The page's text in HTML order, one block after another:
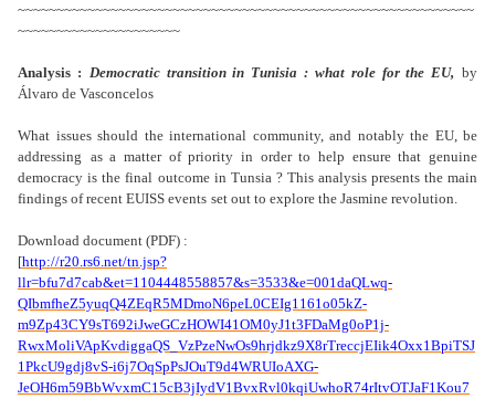
~~~~~~~~~~~~~~~~~~~~~~~~~~~~~~~~~~~~~~~~~~~~~~~~~~~~~~~~~~~
~~~~~~~~~~~~~~~~~~~~~
Analysis : Democratic transition in Tunisia : what role for the EU, by
Álvaro de Vasconcelos
What issues should the international community, and notably the EU, be
addressing as a matter of priority in order to help ensure that genuine
democracy is the final outcome in Tunsia ? This analysis presents the main
findings of recent EUISS events set out to explore the Jasmine revolution.
Download document (PDF) :
[http://r20.rs6.net/tn.jsp?
llr=bfu7d7cab&et=1104448558857&s=3533&e=001daQLwq-
QIbmfheZ5yuqQ4ZEqR5MDmoN6peL0CEIg1161o05kZ-
m9Zp43CY9sT692iJweGCzHOWI41OM0yJ1t3FDaMg0oP1j-
RwxMoliVApKvdiggaQS_VzPzeNwOs9hrjdkz9X8rTreccjEIik4Oxx1BpiTSJ
1PkcU9gdj8vS-i6j7OqSpPsJOuT9d4WRUIoAXG-
JeOH6m59BbWvxmC15cB3jIydV1BvxRvl0kqiUwhoR74rItvOTJaF1Kou7